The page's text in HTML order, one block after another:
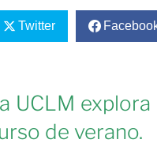
Twitter
UCLM
de verano.